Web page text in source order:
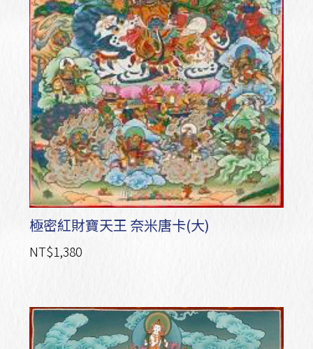
極密紅財寶天王 奈米唐卡(大)
NT$1,380